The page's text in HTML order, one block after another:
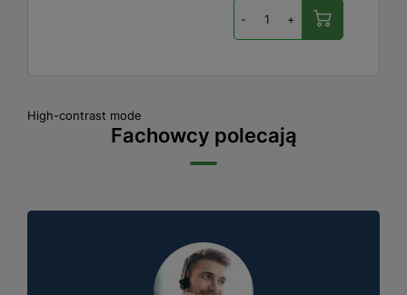
- +
High-contrast mode
Fachowcy polecają